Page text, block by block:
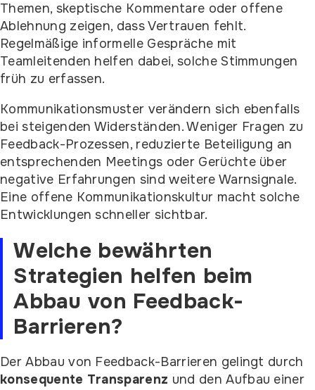
Themen, skeptische Kommentare oder offene
Ablehnung zeigen, dass Vertrauen fehlt.
Regelmäßige informelle Gespräche mit
Teamleitenden helfen dabei, solche Stimmungen
früh zu erfassen.
Kommunikationsmuster verändern sich ebenfalls
bei steigenden Widerständen. Weniger Fragen zu
Feedback-Prozessen, reduzierte Beteiligung an
entsprechenden Meetings oder Gerüchte über
negative Erfahrungen sind weitere Warnsignale.
Eine offene Kommunikationskultur macht solche
Entwicklungen schneller sichtbar.
Welche bewährten
Strategien helfen beim
Abbau von Feedback-
Barrieren?
Der Abbau von Feedback-Barrieren gelingt durch
konsequente Transparenz und den Aufbau einer